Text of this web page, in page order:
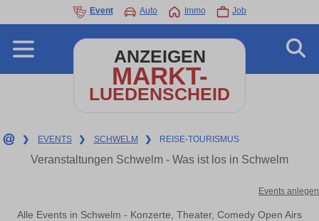
Event Auto Immo Job
ANZEIGEN
MARKT-
LUEDENSCHEID
❯ EVENTS ❯ SCHWELM ❯ REISE-TOURISMUS
Veranstaltungen Schwelm - Was ist los in Schwelm
Events anlegen
Alle Events in Schwelm - Konzerte, Theater, Comedy Open Airs